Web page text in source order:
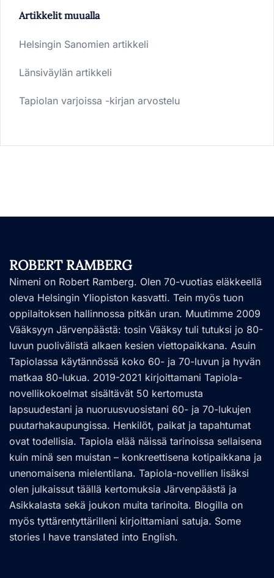
Artikkelit muualla
Helsingin Sanomien artikkeli
Länsiväylän artikkeli
Tapiolan varjoissa -kirjan arvostelu
ROBERT RAMBERG
Nimeni on Robert Ramberg. Olen 70-vuotias eläkkeellä
oleva Helsingin Yliopiston kasvatti. Tein myös tuon
oppilaitoksen hallinnossa pitkän uran. Muutimme 2009
Vääksyyn Järvenpäästä: tosin Vääksy tuli tutuksi jo 80-
luvun puolivälistä alkaen kesien viettopaikkana. Asuin
Tapiolassa käytännössä koko 60- ja 70-luvun ja hyvän
matkaa 80-lukua. 2019-2021 kirjoittamani Tapiola-
novellikokoelmat sisältävät 50 kertomusta
lapsuudestani ja nuoruusvuosistani 60- ja 70-lukujen
puutarhakaupungissa. Henkilöt, paikat ja tapahtumat
ovat todellisia. Tapiola elää näissä tarinoissa sellaisena
kuin minä sen muistan – konkreettisena kotipaikkana ja
unenomaisena mielentilana. Tapiola-novellien lisäksi
olen julkaissut täällä kertomuksia Järvenpäästä ja
Asikkalasta sekä joukon muita tarinoita. Blogilla on
myös tyttärentyttärilleni kirjoittamiani satuja. Some
stories I have translated into English.